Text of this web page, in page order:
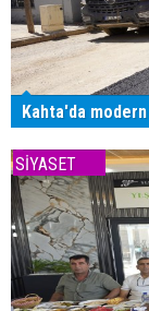
Kahta'da
SİYASET